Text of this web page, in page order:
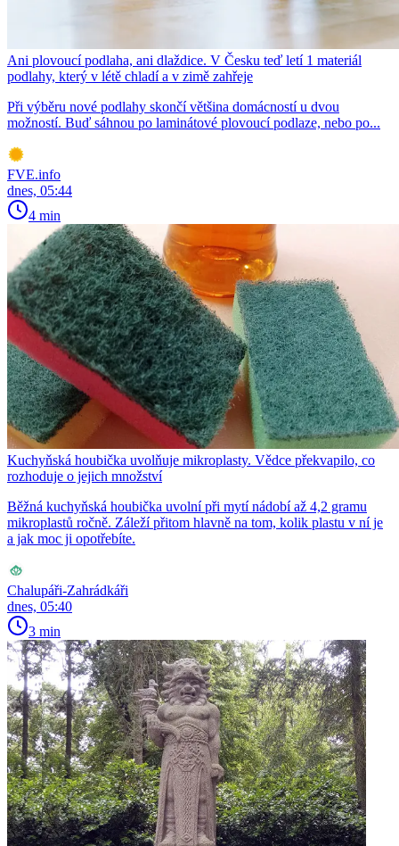
Ani plovoucí podlaha, ani dlaždice. V Česku teď letí 1 materiál
podlahy, který v létě chladí a v zimě zahřeje
Při výběru nové podlahy skončí většina domácností u dvou
možností. Buď sáhnou po laminátové plovoucí podlaze, nebo po...
FVE.info
dnes, 05:44
4 min
Kuchyňská houbička uvolňuje mikroplasty. Vědce překvapilo, co
rozhoduje o jejich množství
Běžná kuchyňská houbička uvolní při mytí nádobí až 4,2 gramu
mikroplastů ročně. Záleží přitom hlavně na tom, kolik plastu v ní je
a jak moc ji opotřebíte.
Chalupáři-Zahrádkáři
dnes, 05:40
3 min